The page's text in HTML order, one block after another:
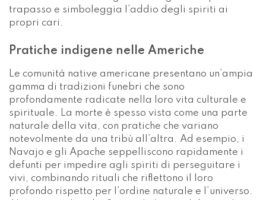
notevolmente da una tribù all’altra. Ad esempio, i
Navajo e gli Apache seppelliscono rapidamente i
defunti per impedire agli spiriti di perseguitare i
vivi, combinando rituali che riflettono il loro
profondo rispetto per l’ordine naturale e l’universo.
Al contrario, le tribù Sioux e Lakota celebrano il
passaggio del defunto nel mondo degli spiriti,
considerandolo come un viaggio verso un luogo
privo di dolore e difficoltà.